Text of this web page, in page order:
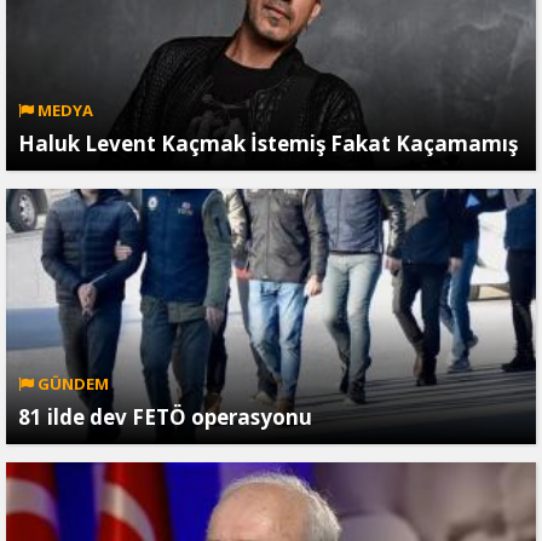
MEDYA
Haluk Levent Kaçmak İstemiş Fakat Kaçamamış
GÜNDEM
81 ilde dev FETÖ operasyonu